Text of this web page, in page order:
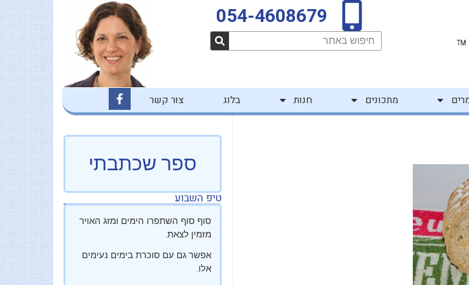
054-4608679
חיפוש
מתכונים חנות בלוג צור קשר
c
b
o
k
f
ספר שכתבתי
טיפ השבוע
סוף סוף השתפרו הימים ומזג האויר
מזמין לצאת.
אפשר גם עם סוכרת בימים נעימים
אלו.